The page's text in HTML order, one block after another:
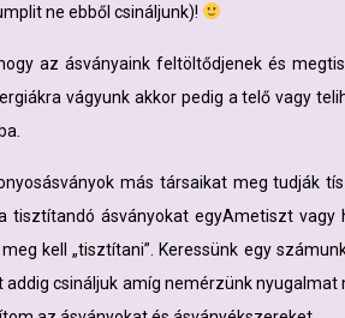
ne ebből csináljunk)!
az ásványaink feltöltődjenek és
vágyunk akkor pedig a telő vagy
más társaikat meg tudják
tisztítandó ásványokat egyAmetiszt vagy
kell „tisztítani”. Keressünk egy
csináljuk amíg nemérzünk nyugalmat